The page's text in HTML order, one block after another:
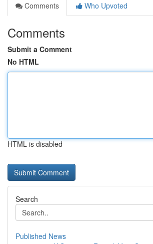
Comments
Who Upvoted
Comments
Submit a Comment
No HTML
HTML is disabled
Search
Published News